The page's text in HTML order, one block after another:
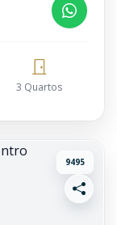
3 Quartos
9495